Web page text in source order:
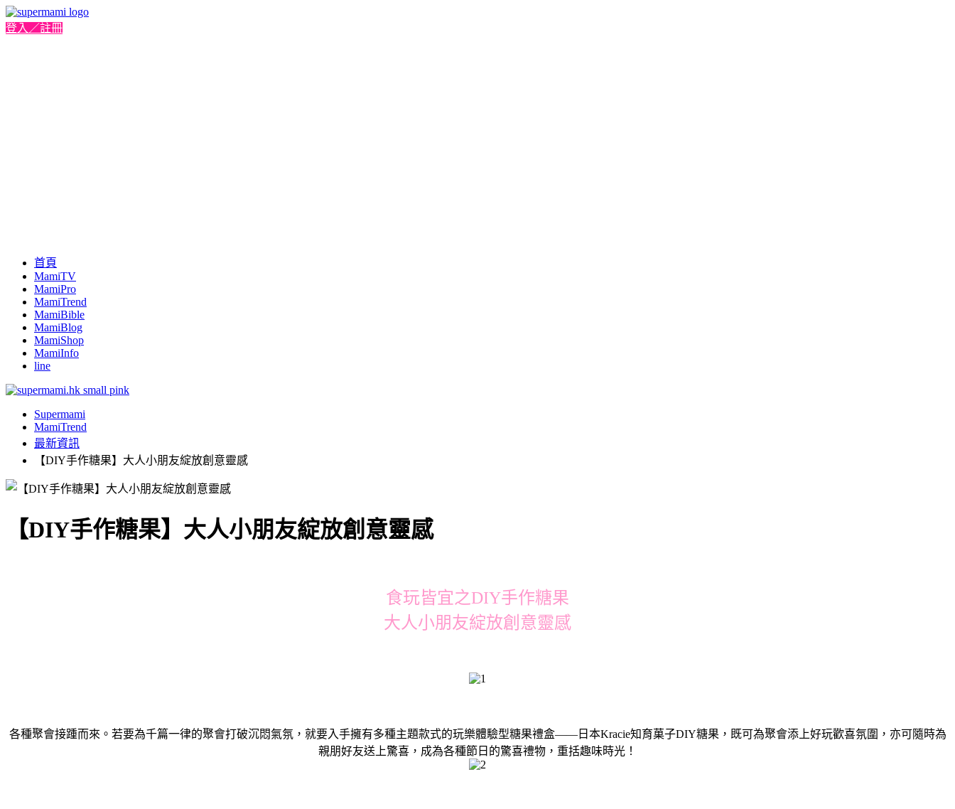
登入／註冊
首頁
MamiTV
MamiPro
MamiTrend
MamiBible
MamiBlog
MamiShop
MamiInfo
line
Supermami
MamiTrend
最新資訊
【DIY手作糖果】大人小朋友綻放創意靈感
【DIY手作糖果】大人小朋友綻放創意靈感
食玩皆宜之DIY手作糖果
大人小朋友綻放創意靈感
各種聚會接踵而來。若要為千篇一律的聚會打破沉悶氣氛，就要入手擁有多種主題款式的玩樂體驗型糖果禮盒——日本Kracie知育菓子DIY糖果，既可為聚會添上好玩歡喜氛圍，亦可隨時為
親朋好友送上驚喜，成為各種節日的驚喜禮物，重括趣味時光！